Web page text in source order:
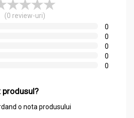
(0 review-uri)
0
0
0
0
0
produsul?
o nota produsului